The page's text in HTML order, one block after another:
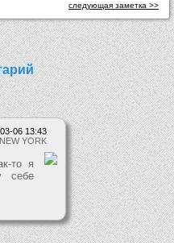
следующая заметка >>
06 13:43
YORK
то я
себе